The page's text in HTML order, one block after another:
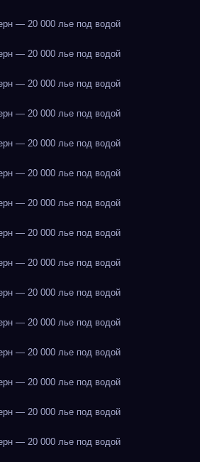
— 20 000 лье под водой
— 20 000 лье под водой
— 20 000 лье под водой
— 20 000 лье под водой
— 20 000 лье под водой
— 20 000 лье под водой
— 20 000 лье под водой
— 20 000 лье под водой
— 20 000 лье под водой
— 20 000 лье под водой
— 20 000 лье под водой
— 20 000 лье под водой
— 20 000 лье под водой
— 20 000 лье под водой
— 20 000 лье под водой